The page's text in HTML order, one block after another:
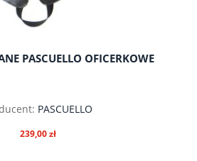
PASCUELLO OFICERKOWE
PASCUELLO
239,00 zł